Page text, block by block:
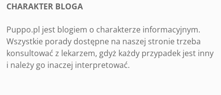
CHARAKTER BLOGA
Puppo.pl jest blogiem o charakterze informacyjnym.
Wszystkie porady dostępne na naszej stronie trzeba
konsultować z lekarzem, gdyż każdy przypadek jest inny
i należy go inaczej interpretować.